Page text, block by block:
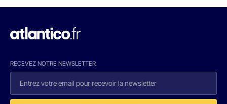
RECEVEZ NOTRE NEWSLETTER